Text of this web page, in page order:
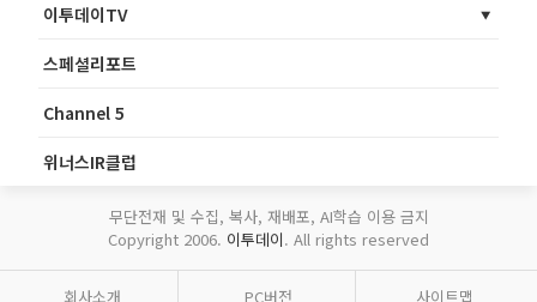
이투데이TV
스페셜리포트
Channel 5
위너스IR클럽
무단전재 및 수집, 복사, 재배포, AI학습 이용 금지
Copyright 2006. 이투데이. All rights reserved
회사소개 PC버전 사이트맵